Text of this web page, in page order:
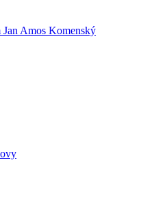
Jan Amos Komenský